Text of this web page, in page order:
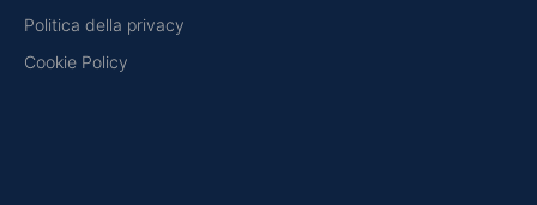
Politica della privacy
Cookie Policy